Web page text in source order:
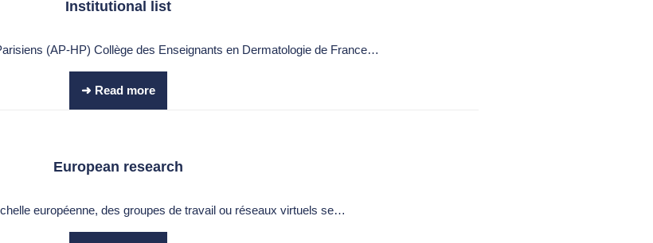
Institutional list
(AP-HP) Collège des Enseignants en Dermatologie de France…
➜ Read more
European research
européenne, des groupes de travail ou réseaux virtuels se…